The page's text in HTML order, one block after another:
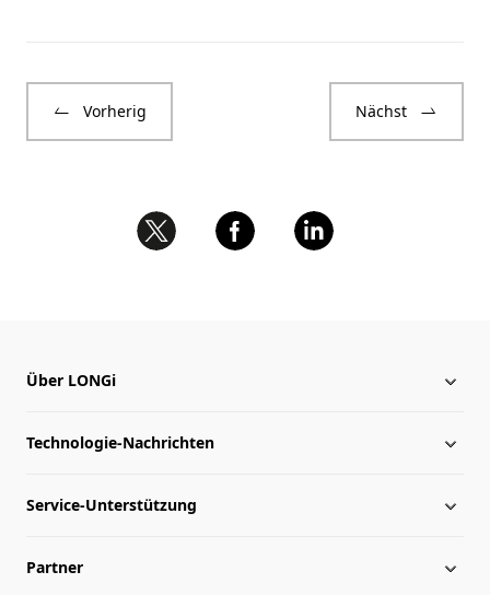
Vorherig Nächst
Über LONGi
Über LONGi
Globale Präsenz
Leitung
Technologie-Nachrichten
Nachrichten
Service-Unterstützung
herunterladen
Partner